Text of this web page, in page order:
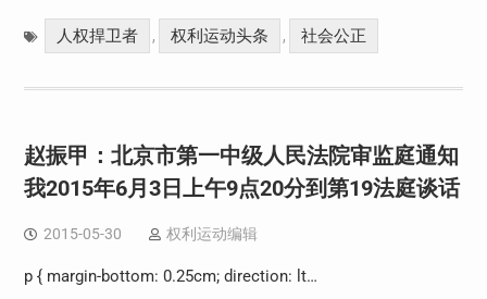
人权捍卫者 , 权利运动头条 , 社会公正
赵振甲：北京市第一中级人民法院审监庭通知
我2015年6月3日上午9点20分到第19法庭谈话
2015-05-30 权利运动编辑
p { margin-bottom: 0.25cm; direction: lt…